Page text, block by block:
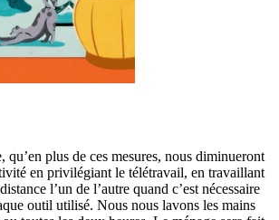
qu’en plus de ces mesures, nous diminueront
en privilégiant le télétravail, en travaillant
l’un de l’autre quand c’est nécessaire
outil utilisé. Nous nous lavons les mains